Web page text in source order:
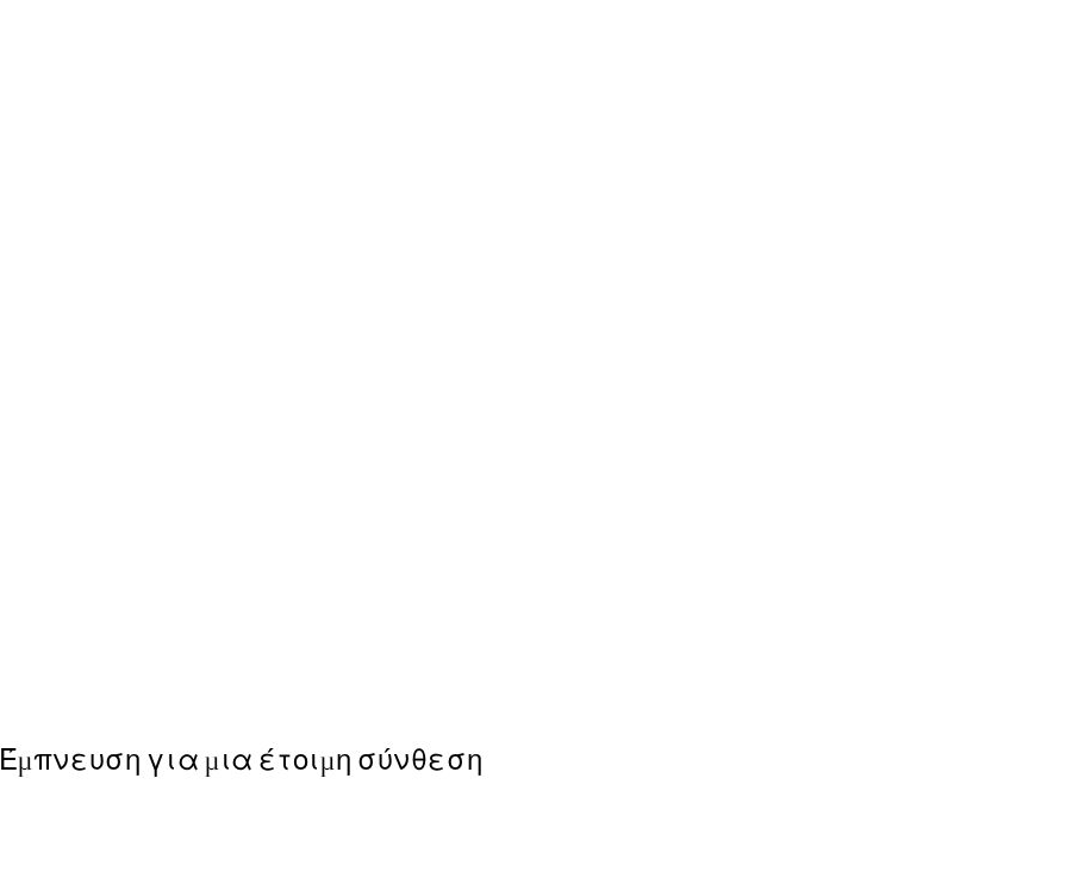
Έμπνευση για μια έτοιμη σύνθεση